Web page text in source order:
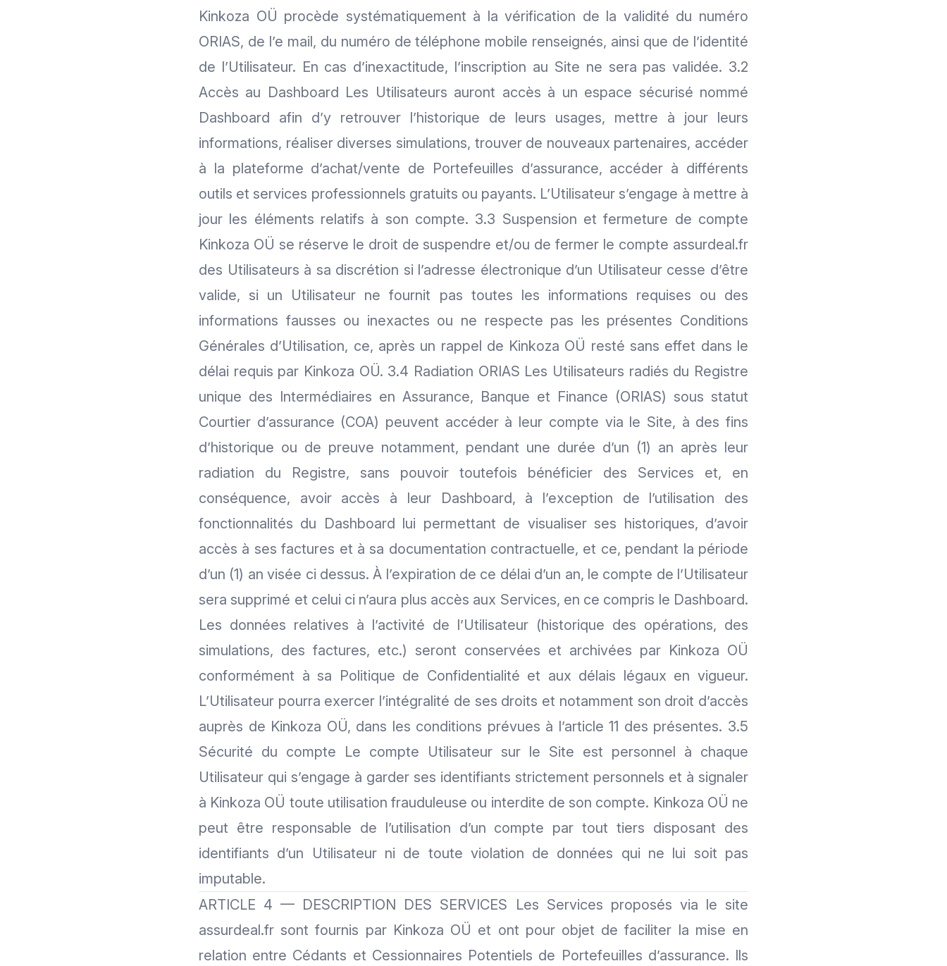
Kinkoza OÜ procède systématiquement à la vérification de la validité du numéro
ORIAS, de l’e mail, du numéro de téléphone mobile renseignés, ainsi que de l’identité
de l’Utilisateur. En cas d’inexactitude, l’inscription au Site ne sera pas validée. 3.2
Accès au Dashboard Les Utilisateurs auront accès à un espace sécurisé nommé
Dashboard afin d’y retrouver l’historique de leurs usages, mettre à jour leurs
informations, réaliser diverses simulations, trouver de nouveaux partenaires, accéder
à la plateforme d’achat/vente de Portefeuilles d’assurance, accéder à différents
outils et services professionnels gratuits ou payants. L’Utilisateur s’engage à mettre à
jour les éléments relatifs à son compte. 3.3 Suspension et fermeture de compte
Kinkoza OÜ se réserve le droit de suspendre et/ou de fermer le compte assurdeal.fr
des Utilisateurs à sa discrétion si l’adresse électronique d’un Utilisateur cesse d’être
valide, si un Utilisateur ne fournit pas toutes les informations requises ou des
informations fausses ou inexactes ou ne respecte pas les présentes Conditions
Générales d’Utilisation, ce, après un rappel de Kinkoza OÜ resté sans effet dans le
délai requis par Kinkoza OÜ. 3.4 Radiation ORIAS Les Utilisateurs radiés du Registre
unique des Intermédiaires en Assurance, Banque et Finance (ORIAS) sous statut
Courtier d’assurance (COA) peuvent accéder à leur compte via le Site, à des fins
d’historique ou de preuve notamment, pendant une durée d’un (1) an après leur
radiation du Registre, sans pouvoir toutefois bénéficier des Services et, en
conséquence, avoir accès à leur Dashboard, à l’exception de l’utilisation des
fonctionnalités du Dashboard lui permettant de visualiser ses historiques, d’avoir
accès à ses factures et à sa documentation contractuelle, et ce, pendant la période
d’un (1) an visée ci dessus. À l’expiration de ce délai d’un an, le compte de l’Utilisateur
sera supprimé et celui ci n’aura plus accès aux Services, en ce compris le Dashboard.
Les données relatives à l’activité de l’Utilisateur (historique des opérations, des
simulations, des factures, etc.) seront conservées et archivées par Kinkoza OÜ
conformément à sa Politique de Confidentialité et aux délais légaux en vigueur.
L’Utilisateur pourra exercer l’intégralité de ses droits et notamment son droit d’accès
auprès de Kinkoza OÜ, dans les conditions prévues à l’article 11 des présentes. 3.5
Sécurité du compte Le compte Utilisateur sur le Site est personnel à chaque
Utilisateur qui s’engage à garder ses identifiants strictement personnels et à signaler
à Kinkoza OÜ toute utilisation frauduleuse ou interdite de son compte. Kinkoza OÜ ne
peut être responsable de l’utilisation d’un compte par tout tiers disposant des
identifiants d’un Utilisateur ni de toute violation de données qui ne lui soit pas
imputable.
ARTICLE 4 — DESCRIPTION DES SERVICES Les Services proposés via le site
assurdeal.fr sont fournis par Kinkoza OÜ et ont pour objet de faciliter la mise en
relation entre Cédants et Cessionnaires Potentiels de Portefeuilles d’assurance. Ils